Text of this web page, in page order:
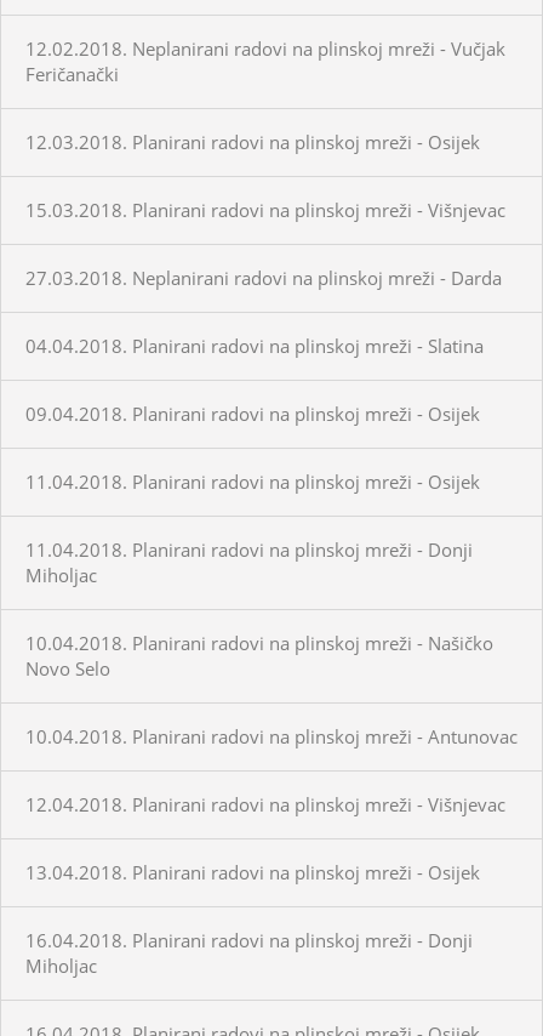
12.02.2018. Neplanirani radovi na plinskoj mreži - Vučjak
Feričanački
12.03.2018. Planirani radovi na plinskoj mreži - Osijek
15.03.2018. Planirani radovi na plinskoj mreži - Višnjevac
27.03.2018. Neplanirani radovi na plinskoj mreži - Darda
04.04.2018. Planirani radovi na plinskoj mreži - Slatina
09.04.2018. Planirani radovi na plinskoj mreži - Osijek
11.04.2018. Planirani radovi na plinskoj mreži - Osijek
11.04.2018. Planirani radovi na plinskoj mreži - Donji
Miholjac
10.04.2018. Planirani radovi na plinskoj mreži - Našičko
Novo Selo
10.04.2018. Planirani radovi na plinskoj mreži - Antunovac
12.04.2018. Planirani radovi na plinskoj mreži - Višnjevac
13.04.2018. Planirani radovi na plinskoj mreži - Osijek
16.04.2018. Planirani radovi na plinskoj mreži - Donji
Miholjac